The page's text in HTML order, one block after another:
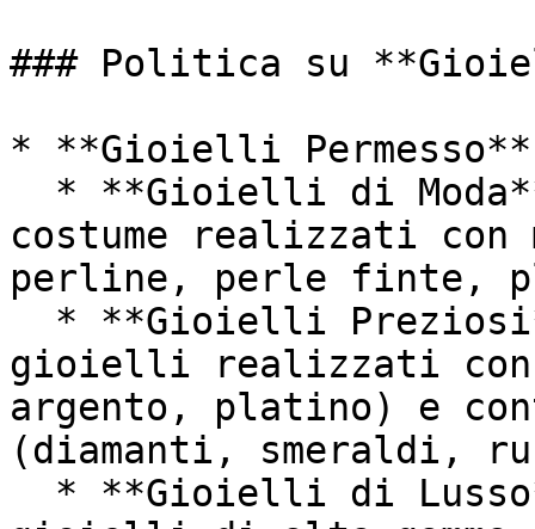
### Politica su
* **Gioielli
costume realizzati con
perline, perle finte,
gioielli realizzati
argento, platino) e
(diamanti, smeraldi,